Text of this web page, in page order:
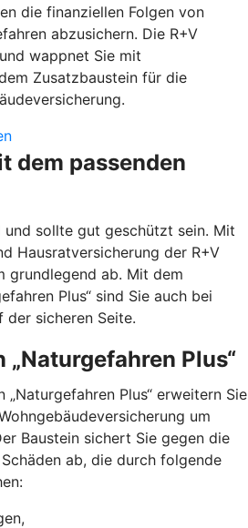
die finanziellen Folgen von
abzusichern. Die R+V
wappnet Sie mit
Zusatzbaustein für die
dem passenden
sollte gut geschützt sein. Mit
Hausratversicherung der R+V
grundlegend ab. Mit dem
Plus“ sind Sie auch bei
sicheren Seite.
Plus“
Plus“ erweitern Sie
um
Baustein sichert Sie gegen die
ab, die durch folgende